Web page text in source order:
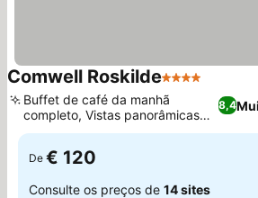
Comwell Roskilde4 Estrelas
8,4
Buffet de café da manhã
completo, Vistas panorâmicas
do fiorde
De € 120
Consulte os preços de 14 sites